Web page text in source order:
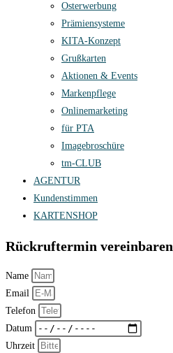
Osterwerbung
Prämiensysteme
KITA-Konzept
Grußkarten
Aktionen & Events
Markenpflege
Onlinemarketing
für PTA
Imagebroschüre
tm-CLUB
AGENTUR
Kundenstimmen
KARTENSHOP
Rückruftermin vereinbaren
Name
Email
Telefon
Datum
Uhrzeit